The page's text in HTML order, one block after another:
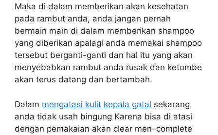
Maka di dalam memberikan akan kesehatan
pada rambut anda, anda jangan pernah
bermain main di dalam memberikan shampoo
yang diberikan apalagi anda memakai shampoo
tersebut berganti-ganti dan hal itu yang akan
menyebabkan rambut anda rusak dan ketombe
akan terus datang dan bertambah.
Dalam mengatasi kulit kepala gatal sekarang
anda tidak usah bingung Karena bisa di atasi
dengan pemakaian akan clear men–complete